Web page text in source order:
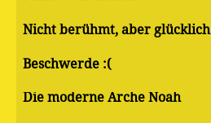
Nicht berühmt, aber glücklich
Beschwerde :(
Die moderne Arche Noah